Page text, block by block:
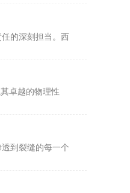
的深刻担当。西
卓越的物理性
到裂缝的每一个